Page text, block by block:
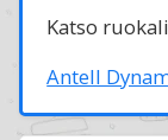
Katso
Antell